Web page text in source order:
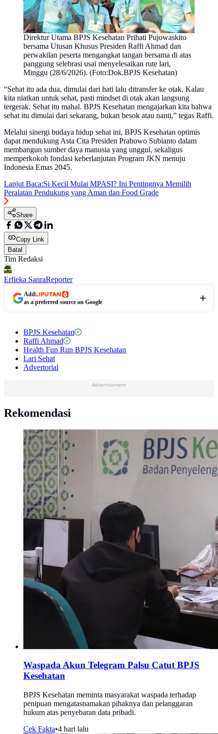
Direktur Utama BPJS Kesehatan Prihati Pujowaskito
bersama Utusan Khusus Presiden Raffi Ahmad dan
perwakilan peserta mengangkat tangan bersama di atas
panggung selebrasi usai menyelesaikan rute lari,
Minggu (28/6/2026). (Foto:Dok.BPJS Kesehatan)
“Sehat itu ada dua, dimulai dari hati lalu ditransfer ke otak. Kalau
kita niatkan untuk sehat, pasti mindset di otak akan langsung
tergerak. Sehat itu mahal. BPJS Kesehatan mengajarkan kita bahwa
sehat itu dimulai dari sekarang, bukan besok atau nanti,” tegas Raffi.
Melalui sinergi budaya hidup sehat ini, BPJS Kesehatan optimis
dapat mendukung Asta Cita Presiden Prabowo Subianto dalam
membangun sumber daya manusia yang unggul, sekaligus
memperkokoh fondasi keberlanjutan Program JKN menuju
Indonesia Emas 2045.
Lanjut Baca:Si Kecil Mulai MPASI? Ini Pentingnya Memilih
Peralatan Pendukung yang Aman dan Food Grade
Share
Copy Link
Batal
Tim Redaksi
Erfieka SanraReporter
Add
as a preferred source on Google
BPJS Kesehatan
Raffi Ahmad
Health Fun Run BPJS Kesehatan
Lari Sehat
Advertorial
Advertisement
Rekomendasi
Waspada Akun Telegram Palsu Catut BPJS
Kesehatan
BPJS Kesehatan meminta masyarakat waspada terhadap
penipuan mengatasnamakan pihaknya dan pelanggaran
hukum atas penyebaran data pribadi.
Cek Fakta•4 hari lalu